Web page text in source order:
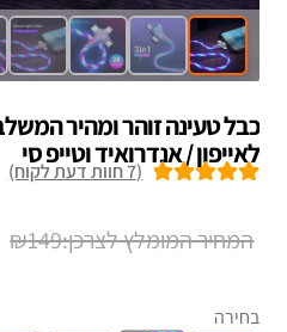
לאייפון / אנדרואיד וטייפ סי
(
7חוות דעת לקוח)
₪149
בחירה